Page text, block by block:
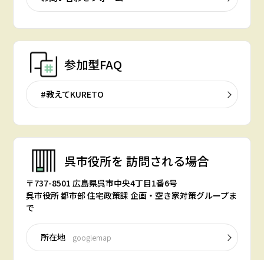
参加型FAQ
#教えてKURETO
呉市役所を 訪問される場合
〒737-8501 広島県呉市中央4丁目1番6号
呉市役所 都市部 住宅政策課 企画・空き家対策グループま
で
所在地 googlemap